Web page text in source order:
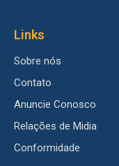
Links
Sobre nós
Contato
Anuncie Conosco
Relações de Midia
Conformidade